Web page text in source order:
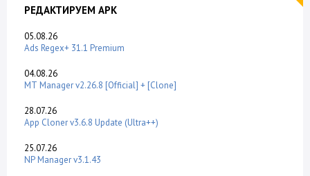
РЕДАКТИРУЕМ APK
05.08.26
Ads Regex+ 31.1 Premium
04.08.26
MT Manager v2.26.8 [Official] + [Clone]
28.07.26
App Cloner v3.6.8 Update (Ultra++)
25.07.26
NP Manager v3.1.43